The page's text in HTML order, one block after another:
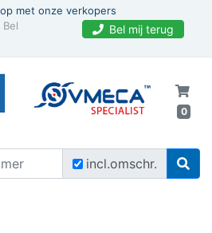
met onze verkopers
Bel Bel mij terug
0
incl.omschr.